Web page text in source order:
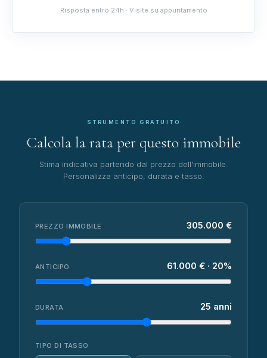
Risposta entro 24h · Visite su appuntamento
STRUMENTO GRATUITO
Calcola la rata per questo immobile
Stima indicativa partendo dal prezzo dell'immobile.
Personalizza anticipo, durata e tasso.
PREZZO IMMOBILE 305.000 €
ANTICIPO 61.000 € · 20%
DURATA 25 anni
TIPO DI TASSO